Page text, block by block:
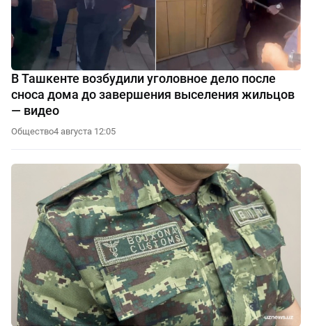
В Ташкенте возбудили уголовное дело после
сноса дома до завершения выселения жильцов
— видео
Общество4 августа 12:05